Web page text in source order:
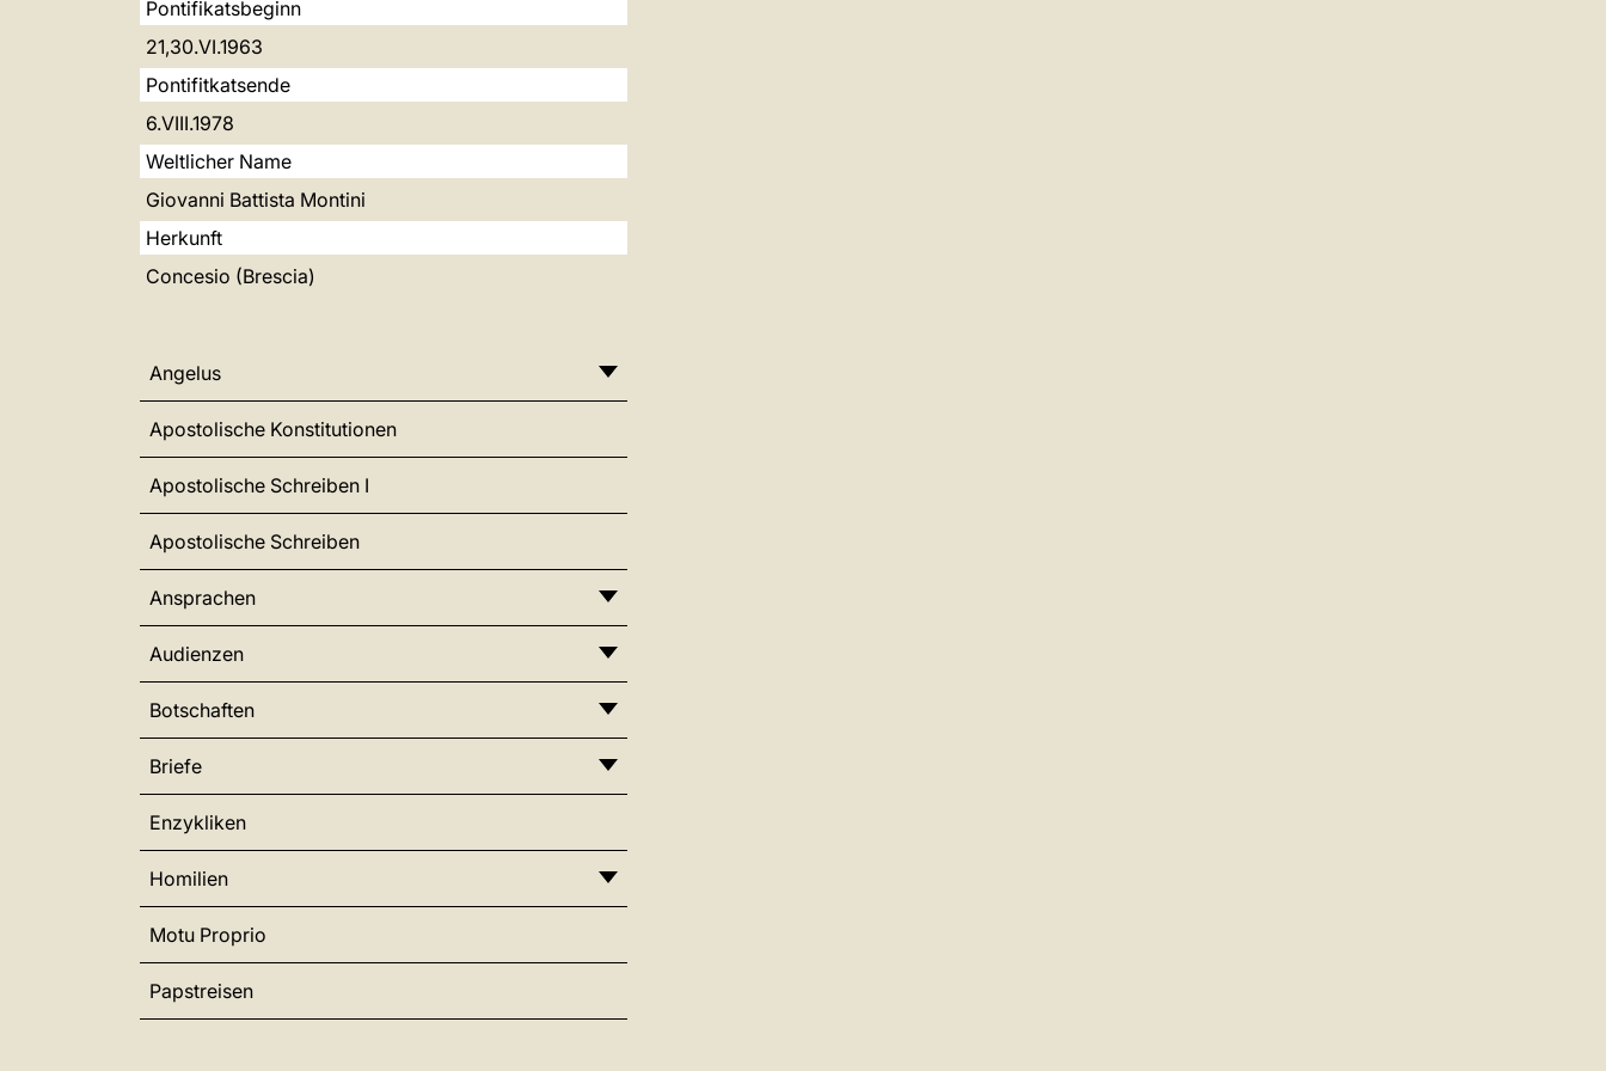
Pontifikatsbeginn
21,30.VI.1963
Pontifitkatsende
6.VIII.1978
Weltlicher Name
Giovanni Battista Montini
Herkunft
Concesio (Brescia)
Angelus
Apostolische Konstitutionen
Apostolische Schreiben I
Apostolische Schreiben
Ansprachen
Audienzen
Botschaften
Briefe
Enzykliken
Homilien
Motu Proprio
Papstreisen